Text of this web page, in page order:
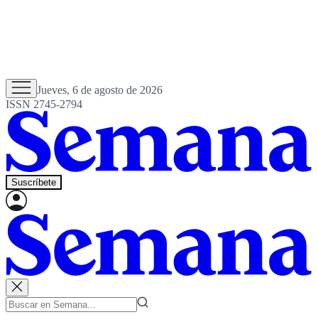
Jueves, 6 de agosto de 2026
ISSN 2745-2794
Suscríbete